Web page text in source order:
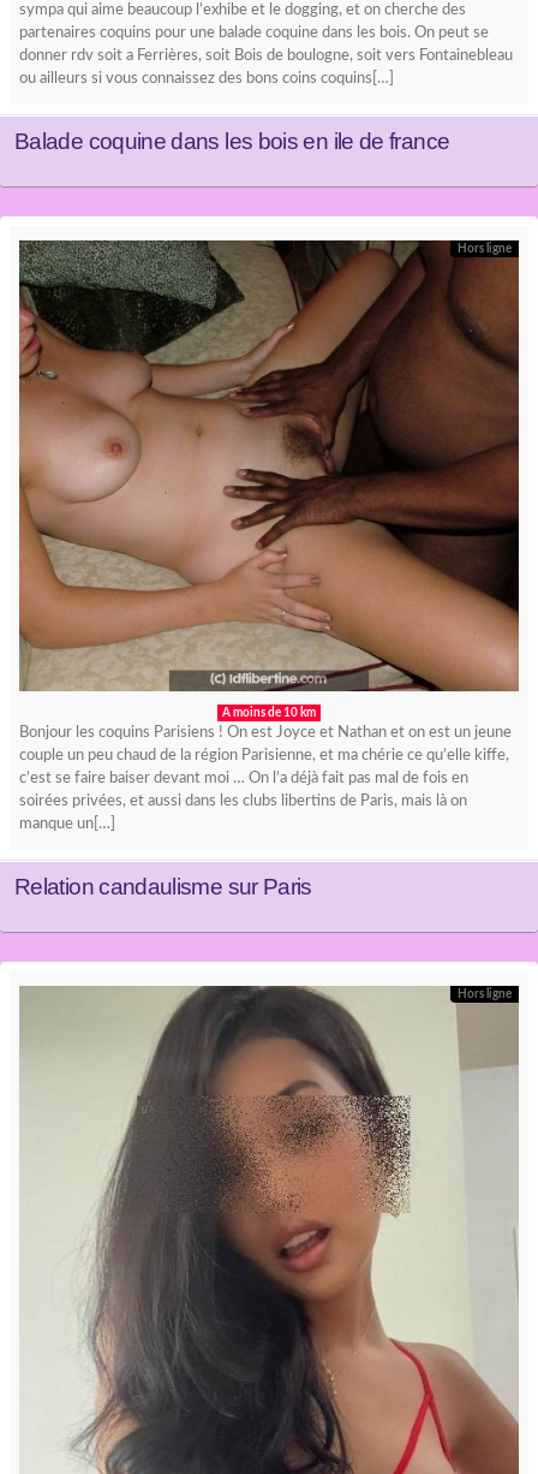
sympa qui aime beaucoup l’exhibe et le dogging, et on cherche des
partenaires coquins pour une balade coquine dans les bois. On peut se
donner rdv soit a Ferrières, soit Bois de boulogne, soit vers Fontainebleau
ou ailleurs si vous connaissez des bons coins coquins[…]
Balade coquine dans les bois en ile de france
Hors ligne
A moins de 10 km
Bonjour les coquins Parisiens ! On est Joyce et Nathan et on est un jeune
couple un peu chaud de la région Parisienne, et ma chérie ce qu’elle kiffe,
c’est se faire baiser devant moi … On l’a déjà fait pas mal de fois en
soirées privées, et aussi dans les clubs libertins de Paris, mais là on
manque un[…]
Relation candaulisme sur Paris
Hors ligne